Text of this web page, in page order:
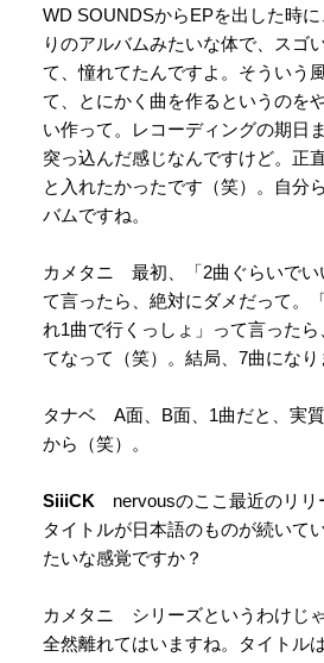
WD SOUNDSからEPを出した時に
りのアルバムみたいな体で、スゴ
て、憧れてたんですよ。そういう
て、とにかく曲を作るというのを
い作って。レコーディングの期日
突っ込んだ感じなんですけど。正
と入れたかったです（笑）。自分
バムですね。
カメタニ 最初、「2曲ぐらいでい
て言ったら、絶対にダメだって。
れ1曲で行くっしょ」って言った
てなって（笑）。結局、7曲になり
タナベ A面、B面、1曲だと、実
から（笑）。
SiiiCK nervousのここ最近のリリ
タイトルが日本語のものが続いて
たいな感覚ですか？
カメタニ シリーズというわけじ
全然離れてはいますね。タイトル